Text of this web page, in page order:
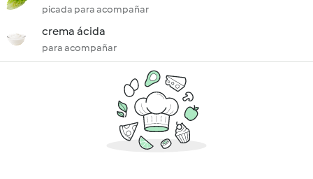
picada para acompañar
crema ácida
para acompañar